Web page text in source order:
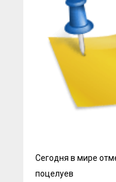
Сегодня в мире
поцелуев